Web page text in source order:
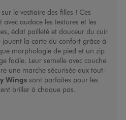
le vestiaire des filles ! Ces
audace les textures et les
éclat pailleté et douceur du cuir
jouent la carte du confort grâce à
morphologie de pied et un zip
facile. Leur semelle avec couche
une marche sécurisée aux tout-
Wingssont parfaites pour les
briller à chaque pas.